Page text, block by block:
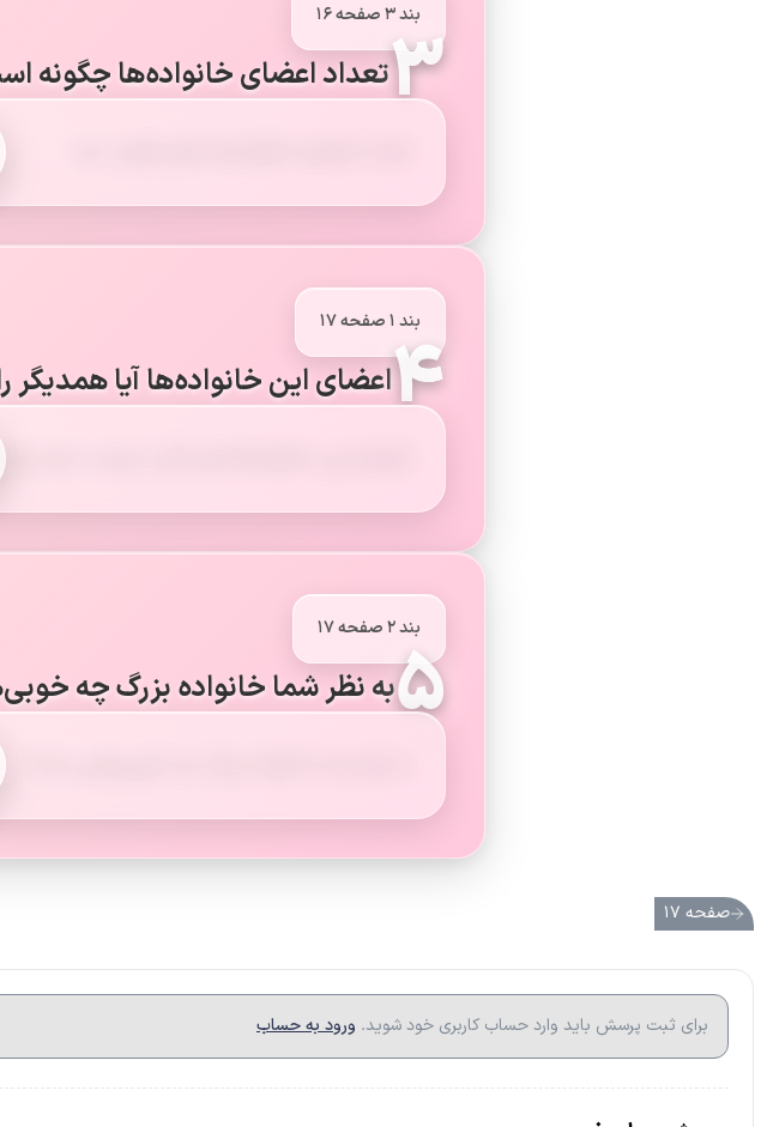
بند ۳ صفحه ۱۶
۳تعداد اعضای خانواده‌ها چگونه
بند ۱ صفحه ۱۷
۴اعضای این خانواده‌ها آیا
اعضای این خانواده‌ها همدیگر را دوست دارند و
بند ۲ صفحه ۱۷
۵به نظر شما خانواده بزرگ چه
صفحه ۱۷
برای ثبت پرسش باید وارد حساب کاربری خود شوید. ورود به حساب